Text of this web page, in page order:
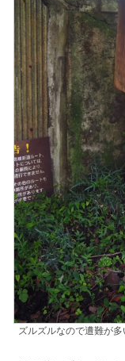
ズルズルなので遭難が多